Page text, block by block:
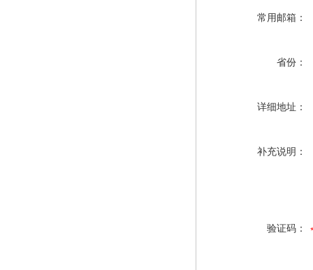
常用邮箱：
省份：
详细地址：
补充说明：
验证码：